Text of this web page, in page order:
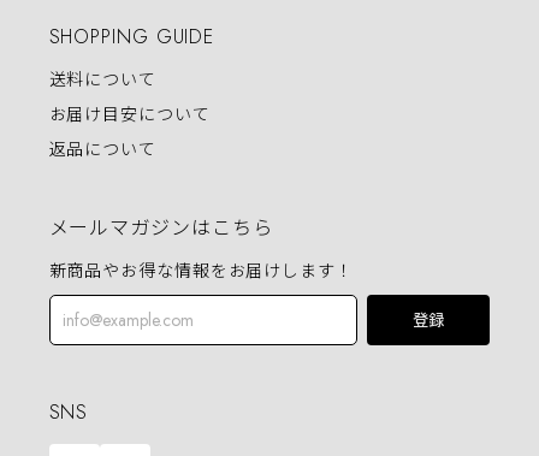
SHOPPING GUIDE
送料について
お届け目安について
返品について
メールマガジンはこちら
新商品やお得な情報をお届けします！
登録
SNS